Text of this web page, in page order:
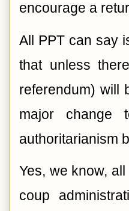
encourage a
All PPT can say
that unless
referendum) will
major
authoritarianism
Yes, we know,
coup